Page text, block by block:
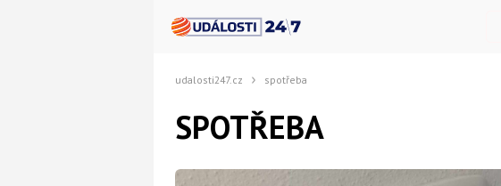
udalosti247.cz spotřeba
SPOTŘEBA